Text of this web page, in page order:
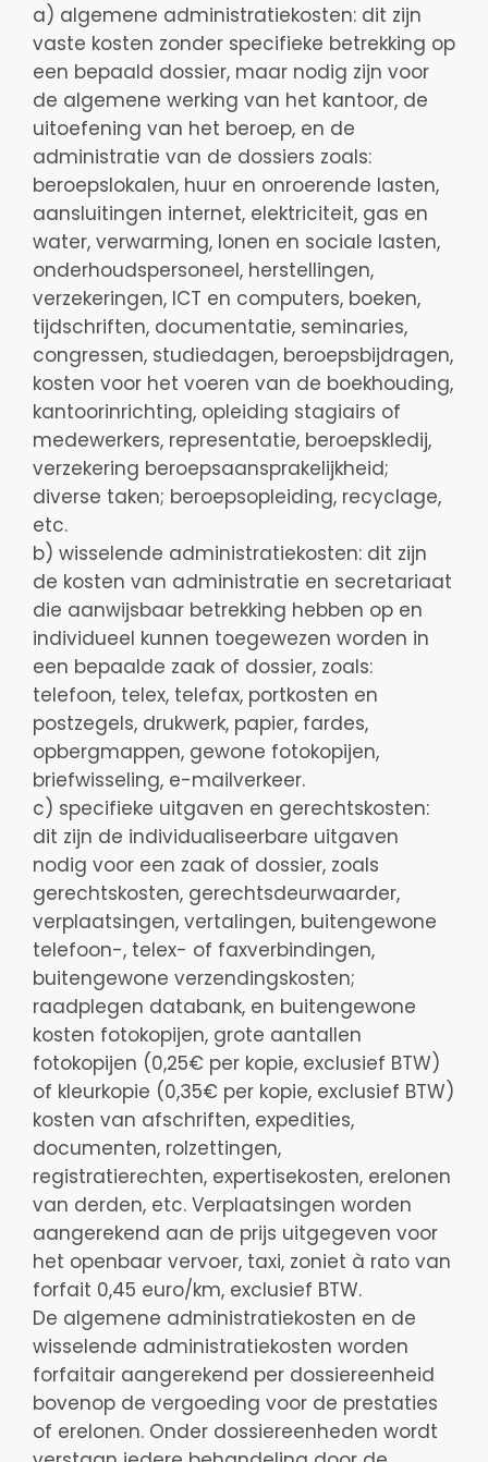
a) algemene administratiekosten: dit zijn
vaste kosten zonder specifieke betrekking op
een bepaald dossier, maar nodig zijn voor
de algemene werking van het kantoor, de
uitoefening van het beroep, en de
administratie van de dossiers zoals:
beroepslokalen, huur en onroerende lasten,
aansluitingen internet, elektriciteit, gas en
water, verwarming, lonen en sociale lasten,
onderhoudspersoneel, herstellingen,
verzekeringen, ICT en computers, boeken,
tijdschriften, documentatie, seminaries,
congressen, studiedagen, beroepsbijdragen,
kosten voor het voeren van de boekhouding,
kantoorinrichting, opleiding stagiairs of
medewerkers, representatie, beroepskledij,
verzekering beroepsaansprakelijkheid;
diverse taken; beroepsopleiding, recyclage,
etc.
b) wisselende administratiekosten: dit zijn
de kosten van administratie en secretariaat
die aanwijsbaar betrekking hebben op en
individueel kunnen toegewezen worden in
een bepaalde zaak of dossier, zoals:
telefoon, telex, telefax, portkosten en
postzegels, drukwerk, papier, fardes,
opbergmappen, gewone fotokopijen,
briefwisseling, e-mailverkeer.
c) specifieke uitgaven en gerechtskosten:
dit zijn de individualiseerbare uitgaven
nodig voor een zaak of dossier, zoals
gerechtskosten, gerechtsdeurwaarder,
verplaatsingen, vertalingen, buitengewone
telefoon-, telex- of faxverbindingen,
buitengewone verzendingskosten;
raadplegen databank, en buitengewone
kosten fotokopijen, grote aantallen
fotokopijen (0,25€ per kopie, exclusief BTW)
of kleurkopie (0,35€ per kopie, exclusief BTW)
kosten van afschriften, expedities,
documenten, rolzettingen,
registratierechten, expertisekosten, erelonen
van derden, etc. Verplaatsingen worden
aangerekend aan de prijs uitgegeven voor
het openbaar vervoer, taxi, zoniet à rato van
forfait 0,45 euro/km, exclusief BTW.
De algemene administratiekosten en de
wisselende administratiekosten worden
forfaitair aangerekend per dossiereenheid
bovenop de vergoeding voor de prestaties
of erelonen. Onder dossiereenheden wordt